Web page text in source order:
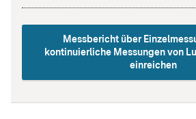
Messbericht über
kontinuierliche Messungen von
einreichen